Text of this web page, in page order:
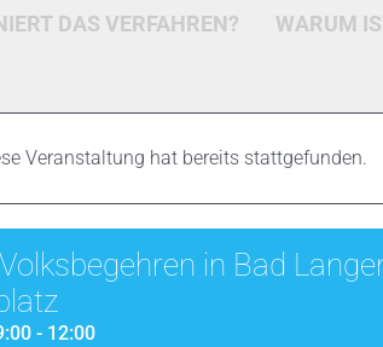
DAS VERFAHREN? WARUM
Veranstaltung hat bereits stattgefunden.
in Bad
- 12:00